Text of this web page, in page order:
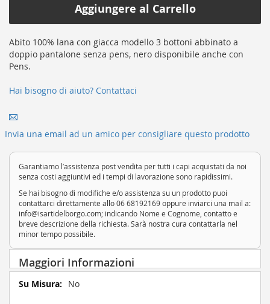
Aggiungere al Carrello
Abito 100% lana con giacca modello 3 bottoni abbinato a
doppio pantalone senza pens, nero disponibile anche con
Pens.
Hai bisogno di aiuto? Contattaci
Invia una email ad un amico per consigliare questo prodotto
Garantiamo l’assistenza post vendita per tutti i capi acquistati da noi
senza costi aggiuntivi ed i tempi di lavorazione sono rapidissimi.
Se hai bisogno di modifiche e/o assistenza su un prodotto puoi
contattarci direttamente allo 06 68192169 oppure inviarci una mail a:
info@isartidelborgo.com; indicando Nome e Cognome, contatto e
breve descrizione della richiesta. Sarà nostra cura contattarla nel
minor tempo possibile.
Maggiori Informazioni
Maggiori
No